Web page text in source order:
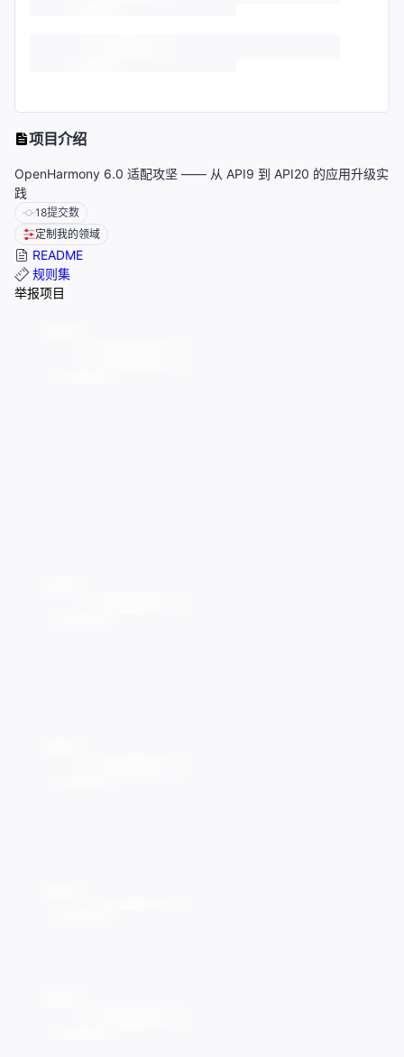
项目介绍
OpenHarmony 6.0 适配攻坚 —— 从 API9 到 API20 的应用升级实
践
18提交数
定制我的领域
README
规则集
举报项目